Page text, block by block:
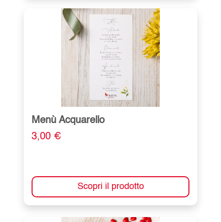
Menù Acquarello
3,00 €
Scopri il prodotto